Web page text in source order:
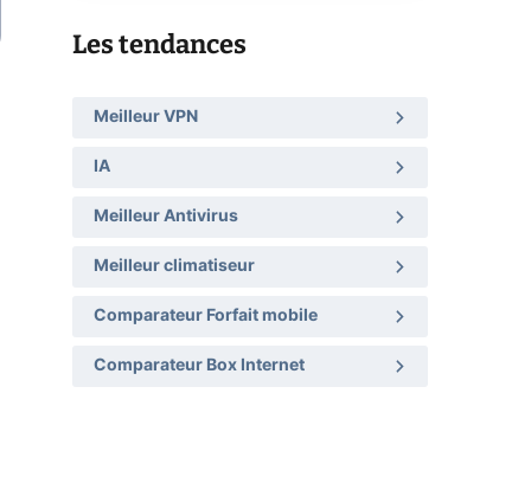
Les tendances
Meilleur VPN
IA
Meilleur Antivirus
Meilleur climatiseur
Comparateur Forfait mobile
Comparateur Box Internet